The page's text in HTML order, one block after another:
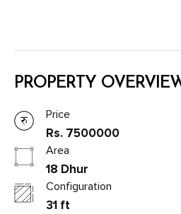
PROPERTY
Price
Rs. 7500000
Area
18 Dhur
Configuration
31 ft